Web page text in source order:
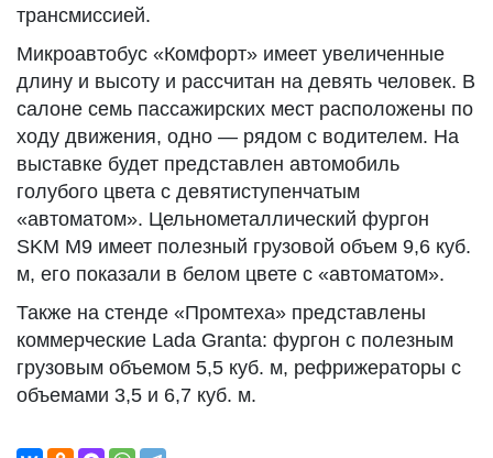
трансмиссией.
Микроавтобус «Комфорт» имеет увеличенные
длину и высоту и рассчитан на девять человек. В
салоне семь пассажирских мест расположены по
ходу движения, одно — рядом с водителем. На
выставке будет представлен автомобиль
голубого цвета с девятиступенчатым
«автоматом». Цельнометаллический фургон
SKM M9 имеет полезный грузовой объем 9,6 куб.
м, его показали в белом цвете с «автоматом».
Также на стенде «Промтеха» представлены
коммерческие Lada Granta: фургон с полезным
грузовым объемом 5,5 куб. м, рефрижераторы с
объемами 3,5 и 6,7 куб. м.